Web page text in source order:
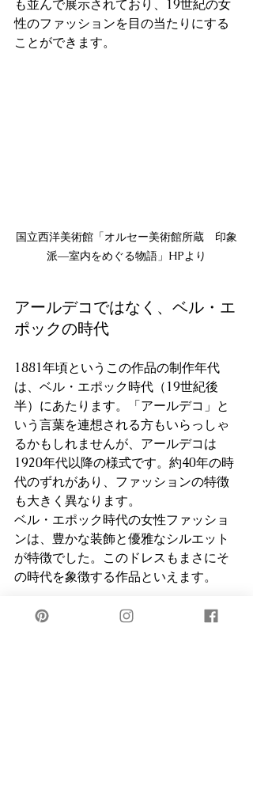
も並んで展示されており、19世紀の女
性のファッションを目の当たりにする
ことができます。
国立西洋美術館「オルセー美術館所蔵 印象
派―室内をめぐる物語」HPより
アールデコではなく、ベル・エ
ポックの時代
1881年頃というこの作品の制作年代
は、ベル・エポック時代（19世紀後
半）にあたります。「アールデコ」と
いう言葉を連想される方もいらっしゃ
るかもしれませんが、アールデコは
1920年代以降の様式です。約40年の時
代のずれがあり、ファッションの特徴
も大きく異なります。
ベル・エポック時代の女性ファッショ
ンは、豊かな装飾と優雅なシルエット
が特徴でした。このドレスもまさにそ
の時代を象徴する作品といえます。
コルセットが生み出した驚異の